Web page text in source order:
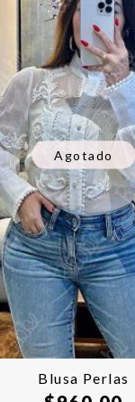
Agotado
Blusa Perlas